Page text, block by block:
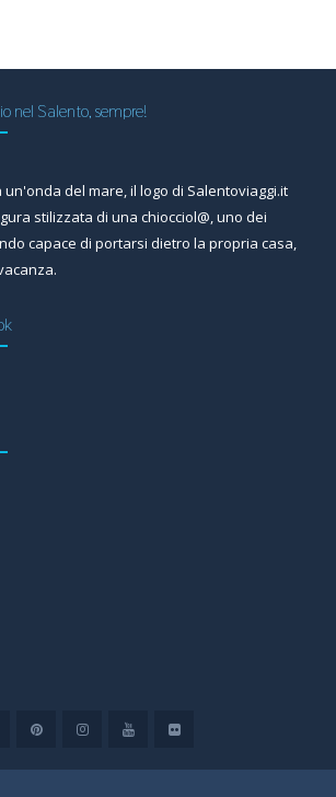
nel Salento, sempre!
del mare, il logo di Salentoviaggi.it
stilizzata di una chiocciol@, uno dei
capace di portarsi dietro la propria casa,